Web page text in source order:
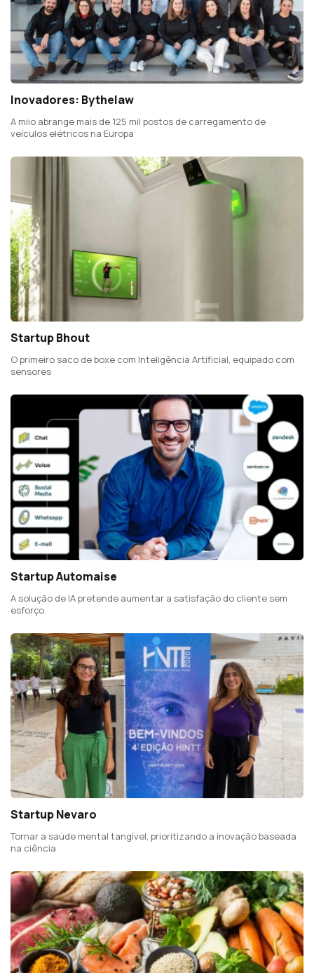
Inovadores: Bythelaw
A miio abrange mais de 125 mil postos de carregamento de
veículos elétricos na Europa
Startup Bhout
O primeiro saco de boxe com Inteligência Artificial, equipado com
sensores
Startup Automaise
A solução de IA pretende aumentar a satisfação do cliente sem
esforço
Startup Nevaro
Tornar a saúde mental tangível, prioritizando a inovação baseada
na ciência